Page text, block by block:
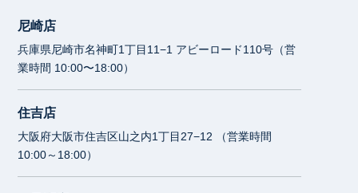
尼崎店
兵庫県尼崎市名神町1丁目11−1 アビーロード110号（営
業時間 10:00〜18:00）
住吉店
大阪府大阪市住吉区山之内1丁目27−12 （営業時間
10:00～18:00）